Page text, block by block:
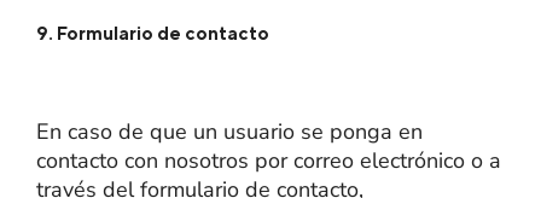
9. Formulario de contacto
En caso de que un usuario se ponga en
contacto con nosotros por correo electrónico o a
través del formulario de contacto,